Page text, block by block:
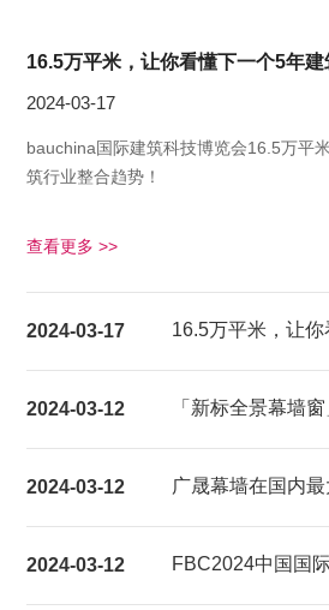
16.5万平米，让你看懂下一个5年建
2024-03-17
bauchina国际建筑科技博览会16.5万平
筑行业整合趋势！
查看更多 >>
2024-03-17 16.5万平米，让
2024-03-12
「新标全景幕墙
验
2024-03-12 广晟幕墙在国内
2024-03-12
FBC2024中国国